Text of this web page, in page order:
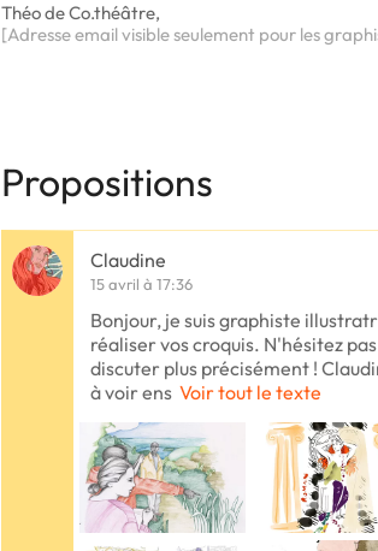
Théo de Co.théâtre,
[Adresse email visible seulement pour les
Propositions
Claudine
15 avril à 17:36
Bonjour, je suis graphiste
réaliser vos croquis. N'hésitez
discuter plus précisément !
à voir ens Voir tout le texte